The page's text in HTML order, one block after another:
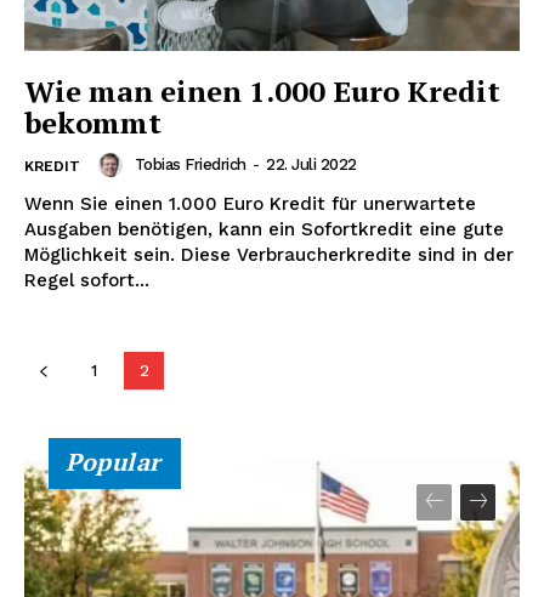
Wie man einen 1.000 Euro Kredit
bekommt
KREDIT Tobias Friedrich - 22. Juli 2022
Wenn Sie einen 1.000 Euro Kredit für unerwartete
Ausgaben benötigen, kann ein Sofortkredit eine gute
Möglichkeit sein. Diese Verbraucherkredite sind in der
Regel sofort...
1 2
Popular